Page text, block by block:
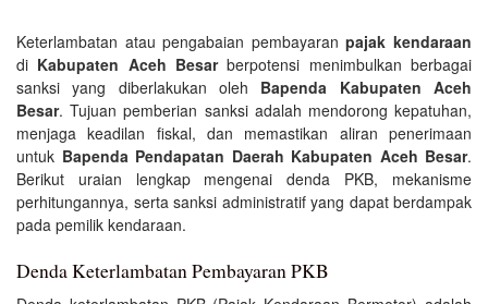
Keterlambatan atau pengabaian pembayaranpajak kendaraan
di Kabupaten Aceh Besarberpotensi menimbulkan berbagai
sanksi yang diberlakukan oleh Bapenda Kabupaten Aceh
Besar. Tujuan pemberian sanksi adalah mendorong kepatuhan,
menjaga keadilan fiskal, dan memastikan aliran penerimaan
untuk Bapenda Pendapatan Daerah Kabupaten Aceh Besar.
Berikut uraian lengkap mengenai denda PKB, mekanisme
perhitungannya, serta sanksi administratif yang dapat berdampak
pada pemilik kendaraan.
Denda Keterlambatan Pembayaran PKB